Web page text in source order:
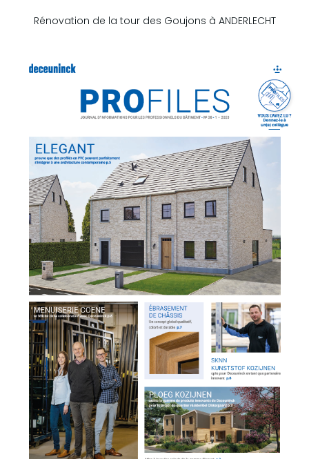
Rénovation de la tour des Goujons à ANDERLECHT